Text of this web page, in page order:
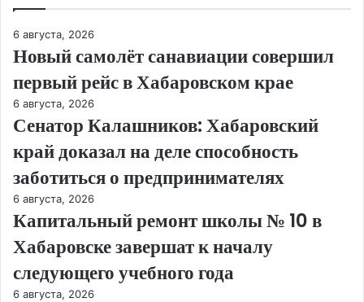
6 августа, 2026
Новый самолёт санавиации совершил
первый рейс в Хабаровском крае
6 августа, 2026
Сенатор Калашников: Хабаровский
край доказал на деле способность
заботиться о предпринимателях
6 августа, 2026
Капитальный ремонт школы № 10 в
Хабаровске завершат к началу
следующего учебного года
6 августа, 2026